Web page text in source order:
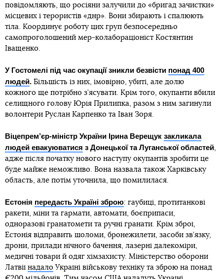
повідомляють, що росіяни залучили до «бригад зачистки»
місцевих і терористів «днр». Вони збирають і спалюють
тіла. Координує роботу цих груп безпосередньо
самопроголошений мер-колабораціоніст Костянтин
Іващенко.
У Гостомелі під час окупації зникли безвісти понад 400
людей. Більшість із них, імовірно, убиті, але долю
кожного ще потрібно з’ясувати. Крім того, окупанти вбили
селищного голову Юрія Прилипка, разом з ним загинули
волонтери Руслан Карпенко та Іван Зоря.
Віцепрем’єр-міністр України Ірина Верещук закликала
людей евакуюватися з Донецької та Луганської областей,
адже після початку нового наступу окупантів зробити це
буде майже неможливо. Вона назвала також Харківську
область, але потім уточнила, що помилилася.
Естонія передасть Україні зброю: гаубиці, протитанкові
ракети, міни та гармати, автомати, боєприпаси,
одноразові гранатомети та ручні гранати. Крім зброї,
Естонія відправить шоломи, бронежилети, засоби зв’язку,
дрони, прилади нічного бачення, лазерні далекоміри,
медичні товари й одяг хімзахисту. Міністерство оборони
Латвії надало Україні військову техніку та зброю на понад